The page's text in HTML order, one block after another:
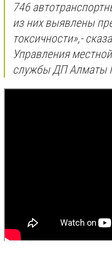
746
из них выявлены
токсичности»,-
Управления
службы ДП Алматы